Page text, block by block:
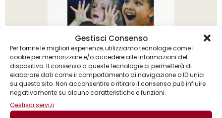
Gestisci Consenso
Per fornire le migliori esperienze, utilizziamo tecnologie come i
cookie per memorizzare e/o accedere alle informazioni del
dispositivo. Il consenso a queste tecnologie ci permetterà di
elaborare dati come il comportamento di navigazione o ID unici
su questo sito. Non acconsentire o ritirare il consenso può influire
negativamente su alcune caratteristiche e funzioni.
Gestisci servizi